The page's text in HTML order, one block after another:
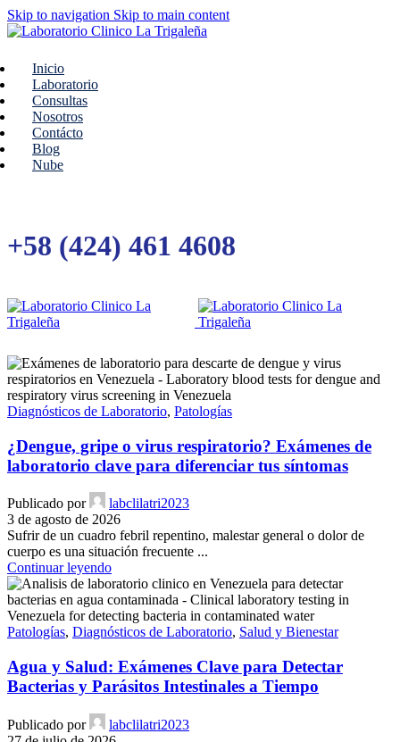
Skip to navigation Skip to main content
Inicio
Laboratorio
Consultas
Nosotros
Contácto
Blog
Nube
+58 (424) 461 4608
Diagnósticos de Laboratorio, Patologías
¿Dengue, gripe o virus respiratorio? Exámenes de
laboratorio clave para diferenciar tus síntomas
Publicado por
labclilatri2023
3 de agosto de 2026
Sufrir de un cuadro febril repentino, malestar general o dolor de
cuerpo es una situación frecuente ...
Continuar leyendo
Patologías, Diagnósticos de Laboratorio, Salud y Bienestar
Agua y Salud: Exámenes Clave para Detectar
Bacterias y Parásitos Intestinales a Tiempo
Publicado por
labclilatri2023